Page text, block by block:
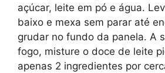
açúcar, leite em pó e água.
baixo e mexa sem parar até
grudar no fundo da panela. A
fogo, misture o doce de leite
apenas 2 ingredientes por